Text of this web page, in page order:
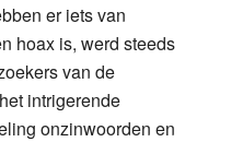
er iets van
hoax is, werd steeds
van de
intrigerende
onzinwoorden en